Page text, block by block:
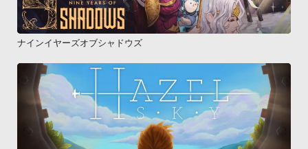
ナインイヤーズオブシャドウズ